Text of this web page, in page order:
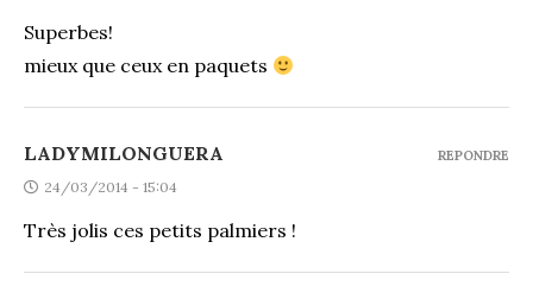
Superbes!
mieux que ceux en paquets
LADYMILONGUERA
24/03/2014 - 15:04
Très jolis ces petits palmiers !
REPONDRE